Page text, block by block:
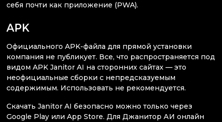
себя почти как приложение (PWA).
APK
Официального APK-файла для прямой установки
компания не публикует. Все, что распространяется под
видом APK Janitor AI на сторонних сайтах — это
неофициальные сборки с непредсказуемым
содержимым. Использовать не рекомендуется.
Скачать Janitor AI безопасно можно только через
Google Play или App Store. Для Джанитор АИ онлайн